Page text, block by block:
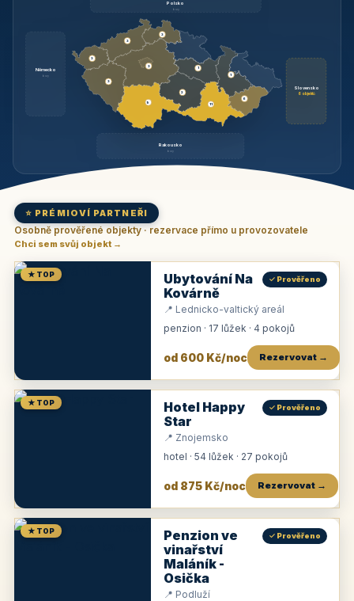
Polsko
brzy
Německo
brzy
Slovensko
6 objektů
Rakousko
brzy
3
9
3
3
3
3
1
2
11
1
6
⭐ PRÉMIOVÍ PARTNEŘI
Osobně prověřené objekty · rezervace přímo u provozovatele
Chci sem svůj objekt →
★ TOP
Ubytování Na
Kovárně
✓ Prověřeno
📍 Lednicko-valtický areál
penzion · 17 lůžek · 4 pokojů
od 600 Kč/noc Rezervovat →
★ TOP
Hotel Happy
Star
✓ Prověřeno
📍 Znojemsko
hotel · 54 lůžek · 27 pokojů
od 875 Kč/noc Rezervovat →
★ TOP
Penzion ve
vinařství
Maláník -
Osička
✓ Prověřeno
📍 Podluží